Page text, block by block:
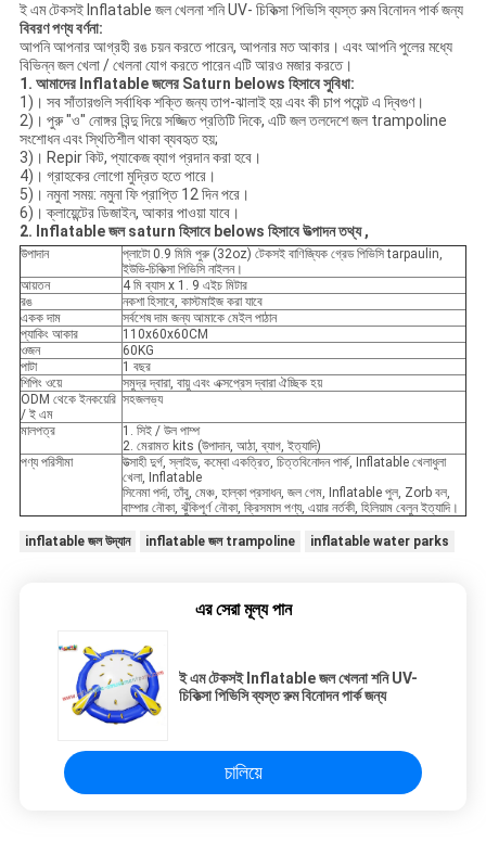
ই এম টেকসই Inflatable জল খেলনা শনি UV- চিকিত্সা পিভিসি ব্যস্ত রুম বিনোদন পার্ক জন্য
বিবরণ পণ্য বর্ণনা:
আপনি আপনার আগ্রহী রঙ চয়ন করতে পারেন, আপনার মত আকার। এবং আপনি পুলের মধ্যে
বিভিন্ন জল খেলা / খেলনা যোগ করতে পারেন এটি আরও মজার করতে।
1. আমাদের Inflatable জলের Saturn belows হিসাবে সুবিধা:
1)। সব সাঁতারগুলি সর্বাধিক শক্তি জন্য তাপ-ঝালাই হয় এবং কী চাপ পয়েন্ট এ দ্বিগুণ।
2)। পুরু "ও" নোঙ্গর বিন্দু দিয়ে সজ্জিত প্রতিটি দিকে, এটি জল তলদেশে জল trampoline
সংশোধন এবং স্থিতিশীল থাকা ব্যবহৃত হয়;
3)। Repir কিট, প্যাকেজ ব্যাগ প্রদান করা হবে।
4)। গ্রাহকের লোগো মুদ্রিত হতে পারে।
5)। নমুনা সময়: নমুনা ফি প্রাপ্তি 12 দিন পরে।
6)। ক্লায়েন্টের ডিজাইন, আকার পাওয়া যাবে।
2. Inflatable জল saturn হিসাবে belows হিসাবেউত্পাদন তথ্য ,
উপাদান
প্লাটো 0.9 মিমি পুরু (32oz) টেকসই বাণিজ্যিক গ্রেড পিভিসি tarpaulin,
ইউভি-চিকিত্সা পিভিসি নাইলন।
আয়তন
4 মি ব্যাস x 1. 9 এইচ মিটার
রঙ
নকশা হিসাবে, কাস্টমাইজ করা যাবে
একক দাম
সর্বশেষ দাম জন্য আমাকে মেইল ​​পাঠান
প্যাকিং আকার
110x60x60CM
ওজন
60KG
পাটা
1 বছর
শিপিং ওয়ে
সমুদ্র দ্বারা, বায়ু এবং এক্সপ্রেস দ্বারা ঐচ্ছিক হয়
ODM থেকে ইনকয়েরি
/ ই এম
সহজলভ্য
মালপত্র
1. সিই / উল পাম্প
2. মেরামত kits (উপাদান, আঠা, ব্যাগ, ইত্যাদি)
পণ্য পরিসীমা
উত্সাহী দুর্গ, স্লাইড, কম্বো একত্রিত, চিত্তবিনোদন পার্ক, Inflatable খেলাধুলা
খেলা, Inflatable
সিনেমা পর্দা, তাঁবু, মেঞ্চ, হাল্কা প্রসাধন, জল গেম, Inflatable পুল, Zorb বল,
বাম্পার নৌকা, ঝুঁকিপূর্ণ নৌকা, ক্রিসমাস পণ্য, এয়ার নর্তকী, হিলিয়াম বেলুন ইত্যাদি।
inflatable জল উদ্যান inflatable জল trampoline inflatable water parks
এর সেরা মূল্য পান
ই এম টেকসই Inflatable জল খেলনা শনি UV-
চিকিত্সা পিভিসি ব্যস্ত রুম বিনোদন পার্ক জন্য
চালিয়ে